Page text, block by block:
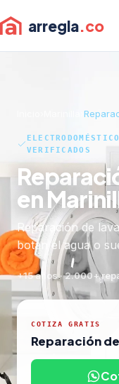
arregla.co
VERIFICADOS
en
Reparación de
botan el agua o
+15 años · 2.000+
COTIZA GRATIS
Reparación